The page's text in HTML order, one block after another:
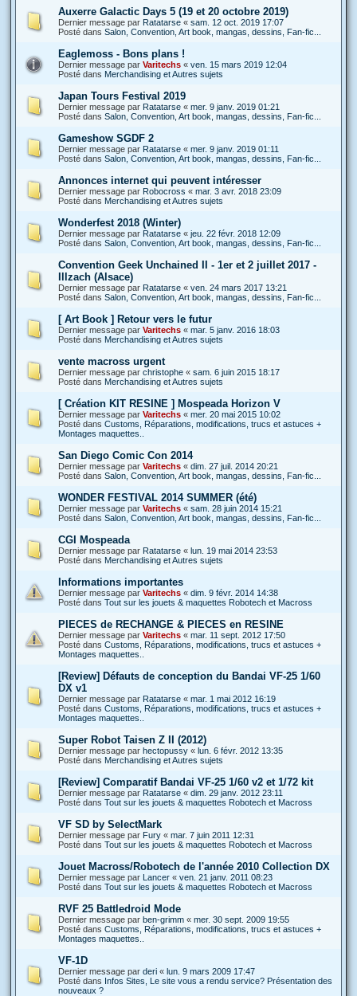
Auxerre Galactic Days 5 (19 et 20 octobre 2019)
Dernier message par Ratatarse « sam. 12 oct. 2019 17:07
Posté dans Salon, Convention, Art book, mangas, dessins, Fan-fic...
Eaglemoss - Bons plans !
Dernier message par Varitechs « ven. 15 mars 2019 12:04
Posté dans Merchandising et Autres sujets
Japan Tours Festival 2019
Dernier message par Ratatarse « mer. 9 janv. 2019 01:21
Posté dans Salon, Convention, Art book, mangas, dessins, Fan-fic...
Gameshow SGDF 2
Dernier message par Ratatarse « mer. 9 janv. 2019 01:11
Posté dans Salon, Convention, Art book, mangas, dessins, Fan-fic...
Annonces internet qui peuvent intéresser
Dernier message par Robocross « mar. 3 avr. 2018 23:09
Posté dans Merchandising et Autres sujets
Wonderfest 2018 (Winter)
Dernier message par Ratatarse « jeu. 22 févr. 2018 12:09
Posté dans Salon, Convention, Art book, mangas, dessins, Fan-fic...
Convention Geek Unchained II - 1er et 2 juillet 2017 -
Illzach (Alsace)
Dernier message par Ratatarse « ven. 24 mars 2017 13:21
Posté dans Salon, Convention, Art book, mangas, dessins, Fan-fic...
[ Art Book ] Retour vers le futur
Dernier message par Varitechs « mar. 5 janv. 2016 18:03
Posté dans Merchandising et Autres sujets
vente macross urgent
Dernier message par christophe « sam. 6 juin 2015 18:17
Posté dans Merchandising et Autres sujets
[ Création KIT RESINE ] Mospeada Horizon V
Dernier message par Varitechs « mer. 20 mai 2015 10:02
Posté dans Customs, Réparations, modifications, trucs et astuces +
Montages maquettes..
San Diego Comic Con 2014
Dernier message par Varitechs « dim. 27 juil. 2014 20:21
Posté dans Salon, Convention, Art book, mangas, dessins, Fan-fic...
WONDER FESTIVAL 2014 SUMMER (été)
Dernier message par Varitechs « sam. 28 juin 2014 15:21
Posté dans Salon, Convention, Art book, mangas, dessins, Fan-fic...
CGI Mospeada
Dernier message par Ratatarse « lun. 19 mai 2014 23:53
Posté dans Merchandising et Autres sujets
Informations importantes
Dernier message par Varitechs « dim. 9 févr. 2014 14:38
Posté dans Tout sur les jouets & maquettes Robotech et Macross
PIECES de RECHANGE & PIECES en RESINE
Dernier message par Varitechs « mar. 11 sept. 2012 17:50
Posté dans Customs, Réparations, modifications, trucs et astuces +
Montages maquettes..
[Review] Défauts de conception du Bandai VF-25 1/60
DX v1
Dernier message par Ratatarse « mar. 1 mai 2012 16:19
Posté dans Customs, Réparations, modifications, trucs et astuces +
Montages maquettes..
Super Robot Taisen Z II (2012)
Dernier message par hectopussy « lun. 6 févr. 2012 13:35
Posté dans Merchandising et Autres sujets
[Review] Comparatif Bandai VF-25 1/60 v2 et 1/72 kit
Dernier message par Ratatarse « dim. 29 janv. 2012 23:11
Posté dans Tout sur les jouets & maquettes Robotech et Macross
VF SD by SelectMark
Dernier message par Fury « mar. 7 juin 2011 12:31
Posté dans Tout sur les jouets & maquettes Robotech et Macross
Jouet Macross/Robotech de l'année 2010 Collection DX
Dernier message par Lancer « ven. 21 janv. 2011 08:23
Posté dans Tout sur les jouets & maquettes Robotech et Macross
RVF 25 Battledroid Mode
Dernier message par ben-grimm « mer. 30 sept. 2009 19:55
Posté dans Customs, Réparations, modifications, trucs et astuces +
Montages maquettes..
VF-1D
Dernier message par deri « lun. 9 mars 2009 17:47
Posté dans Infos Sites, Le site vous a rendu service? Présentation des
nouveaux ?